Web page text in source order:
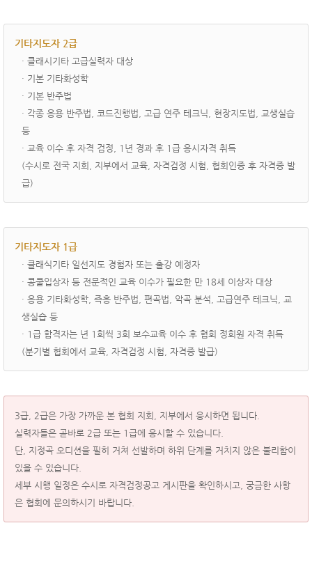
기타지도자 2급
· ­클래시기타 고급실력자 대상
· 기본 기타화성학
· 기본 반주법
· 각종 응용 반주법, 코드진행법, 고급 연주 테크닉, 현장지도법, 교생실습
등
· 교육 이수 후 자격 검정, 1년 경과 후 1급 응시자격 취득
(수시로 전국 지회, 지부에서 교육, 자격검정 시험, 협회인증 후 자격증 발
급)
기타지도자 1급
· 클래식기타 일선지도 경험자 또는 출강 예정자
· 콩쿨입상자 등 전문적인 교육 이수가 필요한 만 18세 이상자 대상
· 응용 기타화성학, 즉흥 반주법, 편곡법, 악곡 분석, 고급연주 테크닉, 교
생실습 등
· 1급 합격자는 년 1회씩 3회 보수교육 이수 후 협회 정회원 자격 취득
(분기별 협회에서 교육, 자격검정 시험, 자격증 발급)
3급, 2급은 가장 가까운 본 협회 지회, 지부에서 응시하면 됩니다.
실력자들은 곧바로 2급 또는 1급에 응시할 수 있습니다.
단, 지정곡 오디션을 필히 거쳐 선발하며 하위 단계를 거치지 않은 불리함이
있을 수 있습니다.
세부 시행 일정은 수시로 자격검정공고 게시판을 확인하시고, 궁금한 사항
은 협회에 문의하시기 바랍니다.